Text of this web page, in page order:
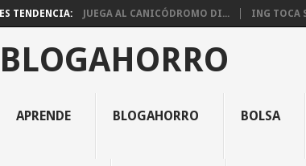
ES TENDENCIA: JUEGA AL CANICÓDROMO DI... ING TOCA
BLOGAHORRO
APRENDE BLOGAHORRO BOLSA